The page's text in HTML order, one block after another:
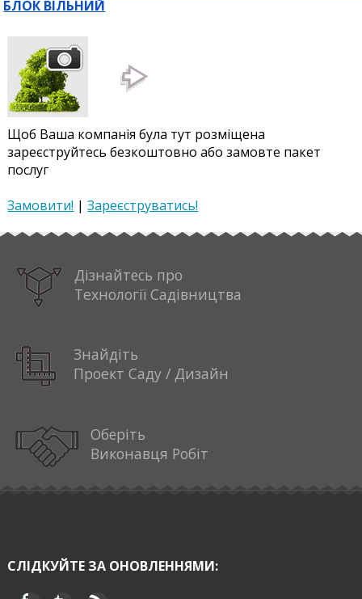
БЛОК ВІЛЬНИЙ
Щоб Ваша компанія була тут розміщена
зареєструйтесь безкоштовно або замовте пакет
послуг
Замовити! |Зареєструватись!
Дізнайтесь про
Технології Садівництва
Знайдіть
Проект Саду / Дизайн
Оберіть
Виконавця Робіт
СЛІДКУЙТЕ ЗА ОНОВЛЕННЯМИ: